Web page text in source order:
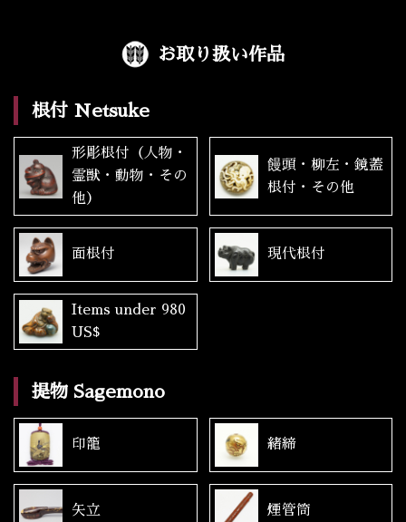
お取り扱い作品
根付 Netsuke
形彫根付（人物・
霊獣・動物・その
他）
饅頭・柳左・鏡蓋
根付・その他
面根付 現代根付
Items under 980
US$
提物 Sagemono
印籠 緒締
矢立 煙管筒